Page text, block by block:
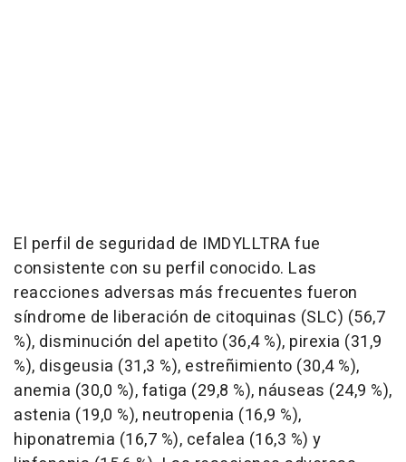
El perfil de seguridad de IMDYLLTRA fue
consistente con su perfil conocido. Las
reacciones adversas más frecuentes fueron
síndrome de liberación de citoquinas (SLC) (56,7
%), disminución del apetito (36,4 %), pirexia (31,9
%), disgeusia (31,3 %), estreñimiento (30,4 %),
anemia (30,0 %), fatiga (29,8 %), náuseas (24,9 %),
astenia (19,0 %), neutropenia (16,9 %),
hiponatremia (16,7 %), cefalea (16,3 %) y